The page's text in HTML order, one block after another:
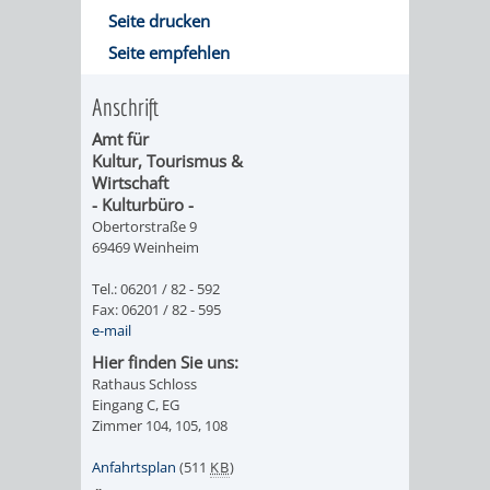
BILDUNG
KINDERBETREUUNG
SCHULEN
Seite drucken
Seite empfehlen
Anschrift
Amt für
Kultur, Tourismus &
Wirtschaft
- Kulturbüro -
Obertorstraße 9
69469 Weinheim
Tel.: 06201 / 82 - 592
Fax: 06201 / 82 - 595
e-mail
Hier finden Sie uns:
Rathaus Schloss
Eingang C, EG
Zimmer 104, 105, 108
Anfahrtsplan (511 KB)